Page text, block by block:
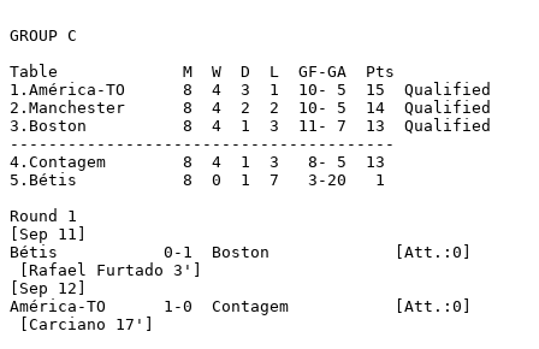
GROUP C
Table		  M  W  D  L  GF-GA  Pts
1.América-TO	  8  4  3  1  10- 5  15  Qualified
2.Manchester	  8  4  2  2  10- 5  14  Qualified
3.Boston	  8  4  1  3  11- 7  13  Qualified
----------------------------------------
4.Contagem	  8  4  1  3   8- 5  13
5.Bétis		  8  0  1  7   3-20   1
Round 1
[Sep 11]
Bétis		0-1  Boston		[Att.:0]
[Rafael Furtado 3']
[Sep 12]
América-TO	1-0  Contagem		[Att.:0]
[Carciano 17']